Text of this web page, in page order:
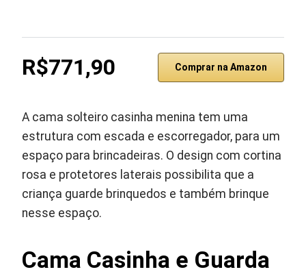
R$771,90 Comprar na Amazon
A cama solteiro casinha menina tem uma
estrutura com escada e escorregador, para um
espaço para brincadeiras. O design com cortina
rosa e protetores laterais possibilita que a
criança guarde brinquedos e também brinque
nesse espaço.
Cama Casinha e Guarda